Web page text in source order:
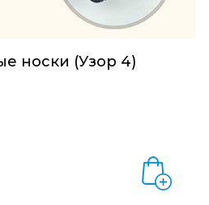
носки (Узор 4)